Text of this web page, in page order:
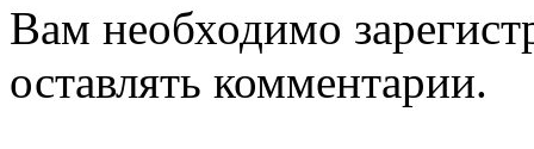
Вам необходимо
оставлять комментарии.